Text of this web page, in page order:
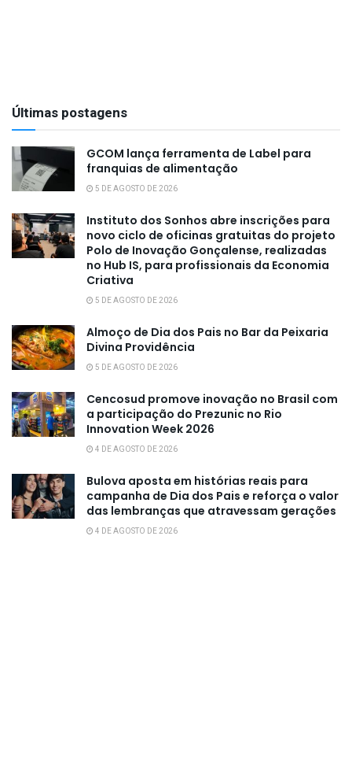
Últimas postagens
GCOM lança ferramenta de Label para
franquias de alimentação
5 DE AGOSTO DE 2026
Instituto dos Sonhos abre inscrições para
novo ciclo de oficinas gratuitas do projeto
Polo de Inovação Gonçalense, realizadas
no Hub IS, para profissionais da Economia
Criativa
5 DE AGOSTO DE 2026
Almoço de Dia dos Pais no Bar da Peixaria
Divina Providência
5 DE AGOSTO DE 2026
Cencosud promove inovação no Brasil com
a participação do Prezunic no Rio
Innovation Week 2026
4 DE AGOSTO DE 2026
Bulova aposta em histórias reais para
campanha de Dia dos Pais e reforça o valor
das lembranças que atravessam gerações
4 DE AGOSTO DE 2026